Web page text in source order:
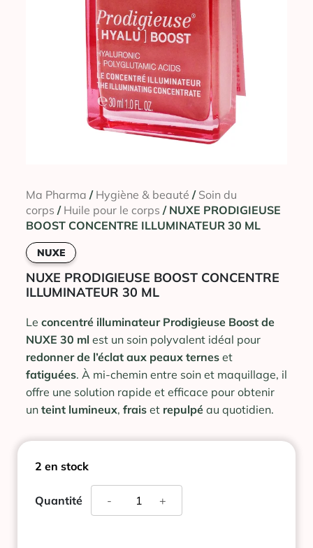
Ma Pharma / Hygiène & beauté / Soin du
corps / Huile pour le corps / NUXE PRODIGIEUSE
BOOST CONCENTRE ILLUMINATEUR 30 ML
NUXE
NUXE PRODIGIEUSE BOOST CONCENTRE
ILLUMINATEUR 30 ML
Le concentré illuminateur Prodigieuse Boost de
NUXE 30 ml est un soin polyvalent idéal pour
redonner de l’éclat aux peaux ternes et
fatiguées. À mi-chemin entre soin et maquillage, il
offre une solution rapide et efficace pour obtenir
un teint lumineux, frais et repulpé au quotidien.
2 en stock
Quantité +
quantité
-